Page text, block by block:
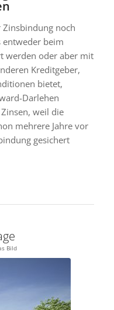
Zinsbindung noch
entweder beim
werden oder aber mit
Kreditgeber,
bietet,
Darlehen
weil die
mehrere Jahre vor
gesichert
Bild